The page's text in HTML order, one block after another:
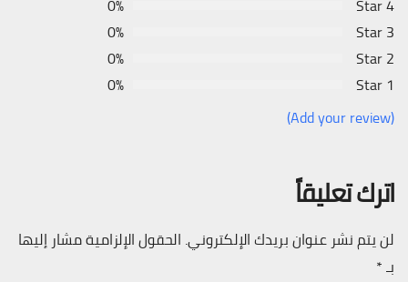
4 Star
0%
3 Star
0%
2 Star
0%
1 Star
0%
(Add your review)
اترك تعليقاً
لن يتم نشر عنوان بريدك الإلكتروني. الحقول الإلزامية مشار إليها
بـ*